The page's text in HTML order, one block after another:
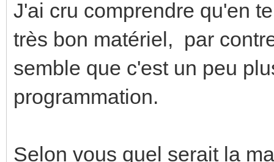
J'ai cru comprendre qu'en
très bon matériel, par
semble que c'est un peu
programmation.
Selon vous quel serait la